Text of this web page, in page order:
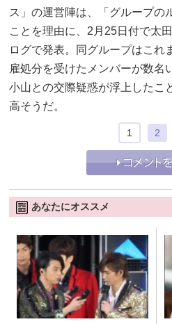
ス」の運営陣は、「グループの
ことを理由に、2月25日付で太
ログで発表。同グループはこれ
雇処分を受けたメンバーが数名
小山との交際疑惑が浮上したこ
高そうだ。
1 2
あなたにオススメ